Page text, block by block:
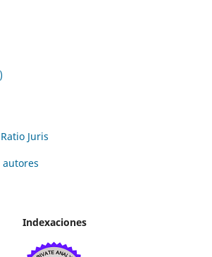
Juris
Indexaciones